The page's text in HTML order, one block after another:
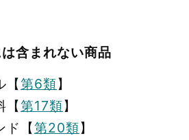
含まれない商品
【第6類】
【第17類】
ド【第20類】